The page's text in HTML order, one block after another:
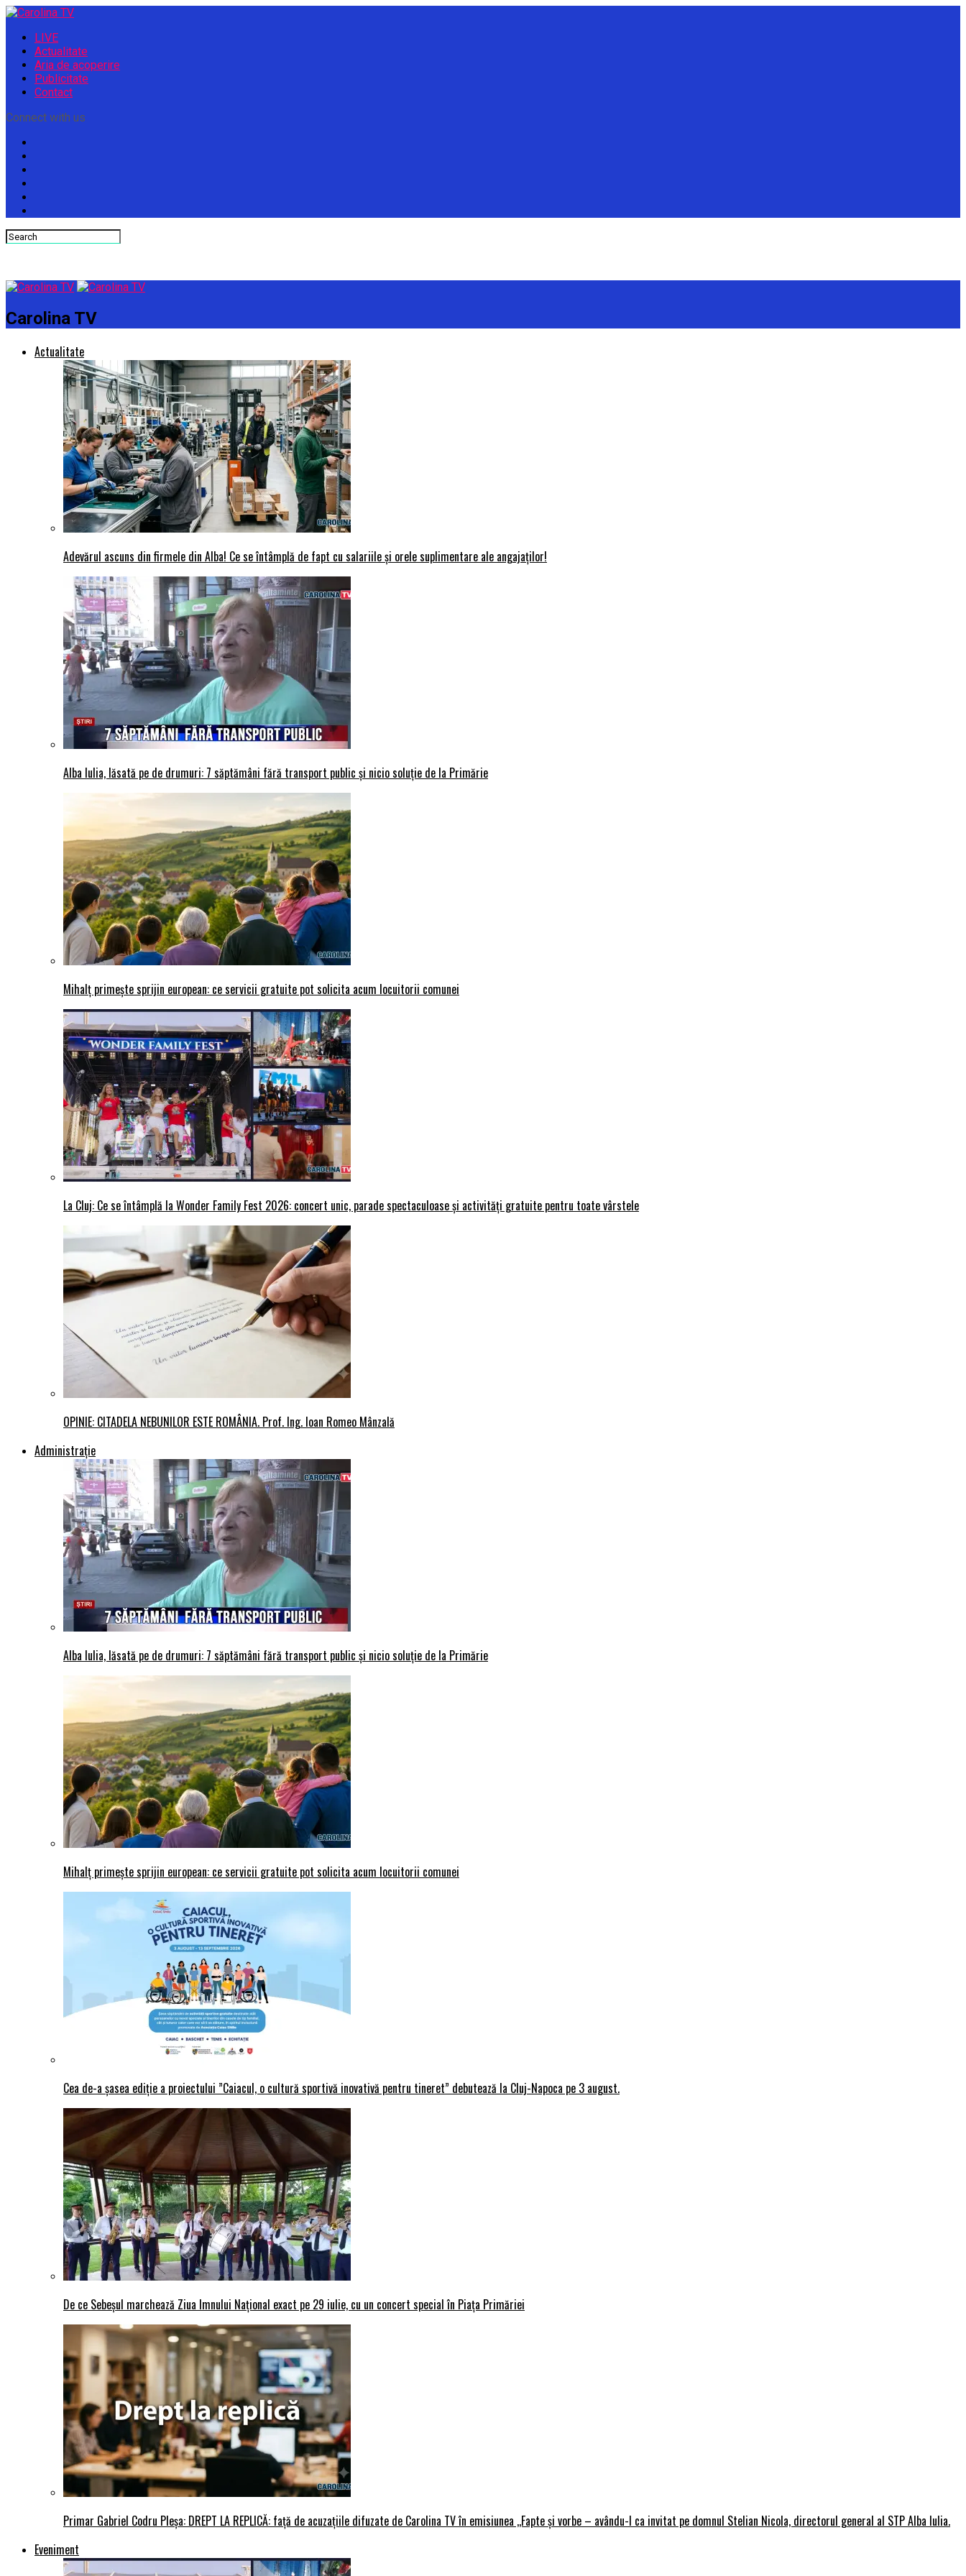
LIVE
Actualitate
Aria de acoperire
Publicitate
Contact
Connect with us
Carolina TV
Actualitate
Adevărul ascuns din firmele din Alba! Ce se întâmplă de fapt cu salariile și orele suplimentare ale angajaților!
Alba Iulia, lăsată pe de drumuri: 7 săptămâni fără transport public și nicio soluție de la Primărie
Mihalț primește sprijin european: ce servicii gratuite pot solicita acum locuitorii comunei
La Cluj: Ce se întâmplă la Wonder Family Fest 2026: concert unic, parade spectaculoase și activități gratuite pentru toate vârstele
OPINIE: CITADELA NEBUNILOR ESTE ROMÂNIA. Prof. Ing. Ioan Romeo Mânzală
Administraţie
Alba Iulia, lăsată pe de drumuri: 7 săptămâni fără transport public și nicio soluție de la Primărie
Mihalț primește sprijin european: ce servicii gratuite pot solicita acum locuitorii comunei
Cea de-a șasea ediție a proiectului ”Caiacul, o cultură sportivă inovativă pentru tineret” debutează la Cluj-Napoca pe 3 august.
De ce Sebeșul marchează Ziua Imnului Național exact pe 29 iulie, cu un concert special în Piața Primăriei
Primar Gabriel Codru Pleșa: DREPT LA REPLICĂ: față de acuzațiile difuzate de Carolina TV în emisiunea ,,Fapte și vorbe – avându-l ca invitat pe domnul Stelian Nicola, directorul general al STP Alba Iulia.
Eveniment